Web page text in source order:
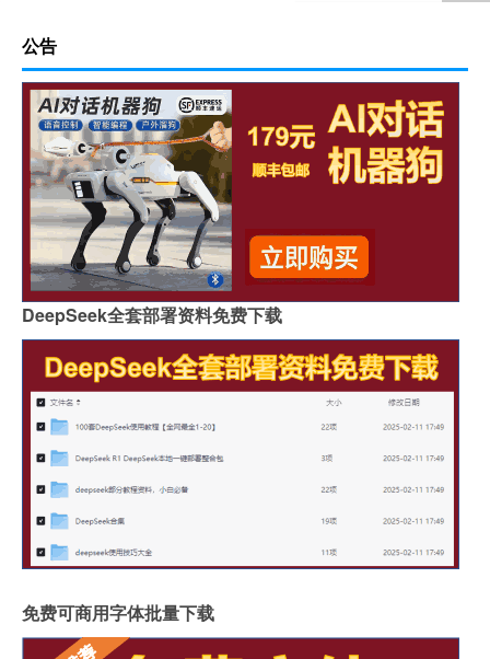
公告
DeepSeek全套部署资料免费下载
免费可商用字体批量下载